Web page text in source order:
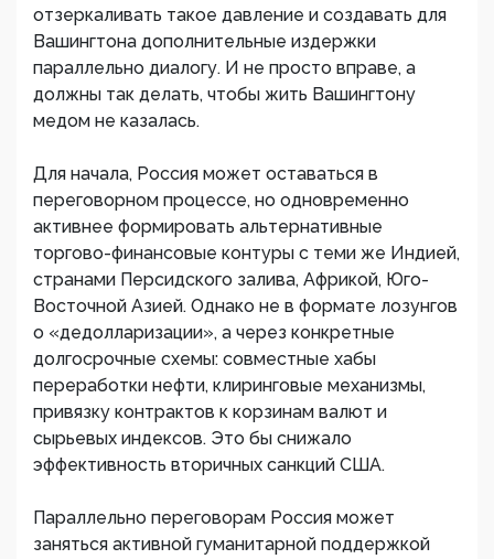
отзеркаливать такое давление и создавать для
Вашингтона дополнительные издержки
параллельно диалогу. И не просто вправе, а
должны так делать, чтобы жить Вашингтону
медом не казалась.
Для начала, Россия может оставаться в
переговорном процессе, но одновременно
активнее формировать альтернативные
торгово-финансовые контуры с теми же Индией,
странами Персидского залива, Африкой, Юго-
Восточной Азией. Однако не в формате лозунгов
о «дедолларизации», а через конкретные
долгосрочные схемы: совместные хабы
переработки нефти, клиринговые механизмы,
привязку контрактов к корзинам валют и
сырьевых индексов. Это бы снижало
эффективность вторичных санкций США.
Параллельно переговорам Россия может
заняться активной гуманитарной поддержкой